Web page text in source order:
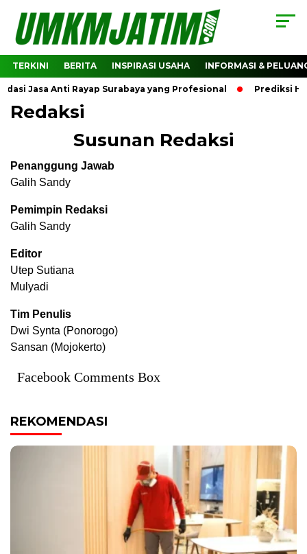
TERKINI BERITA INSPIRASI USAHA INFORMASI &
Jasa Anti Rayap Surabaya yang Profesional Prediksi
Redaksi
Susunan Redaksi
Penanggung Jawab
Galih Sandy
Pemimpin Redaksi
Galih Sandy
Editor
Utep Sutiana
Mulyadi
Tim Penulis
Dwi Synta (Ponorogo)
Sansan (Mojokerto)
Facebook Comments Box
REKOMENDASI